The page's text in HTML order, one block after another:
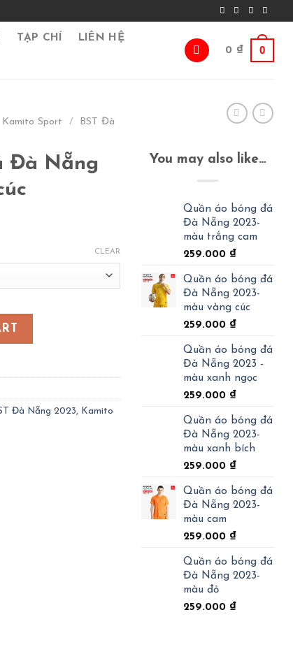
TẠP CHÍ LIÊN HỆ
0 ₫ 0
Kamito Sport /
BST Đà
Đà Nẵng
CLEAR
màu vàng cúc quantity
Đà Nẵng 2023,
Kamito
You may also like…
Quần áo bóng đá
Đà Nẵng 2023-
màu trắng cam
259.000 ₫
Quần áo bóng đá
Đà Nẵng 2023-
màu vàng cúc
259.000 ₫
Quần áo bóng đá
Đà Nẵng 2023 -
màu xanh ngọc
259.000 ₫
Quần áo bóng đá
Đà Nẵng 2023-
màu xanh bích
259.000 ₫
Quần áo bóng đá
Đà Nẵng 2023-
màu cam
259.000 ₫
Quần áo bóng đá
Đà Nẵng 2023-
màu đỏ
259.000 ₫